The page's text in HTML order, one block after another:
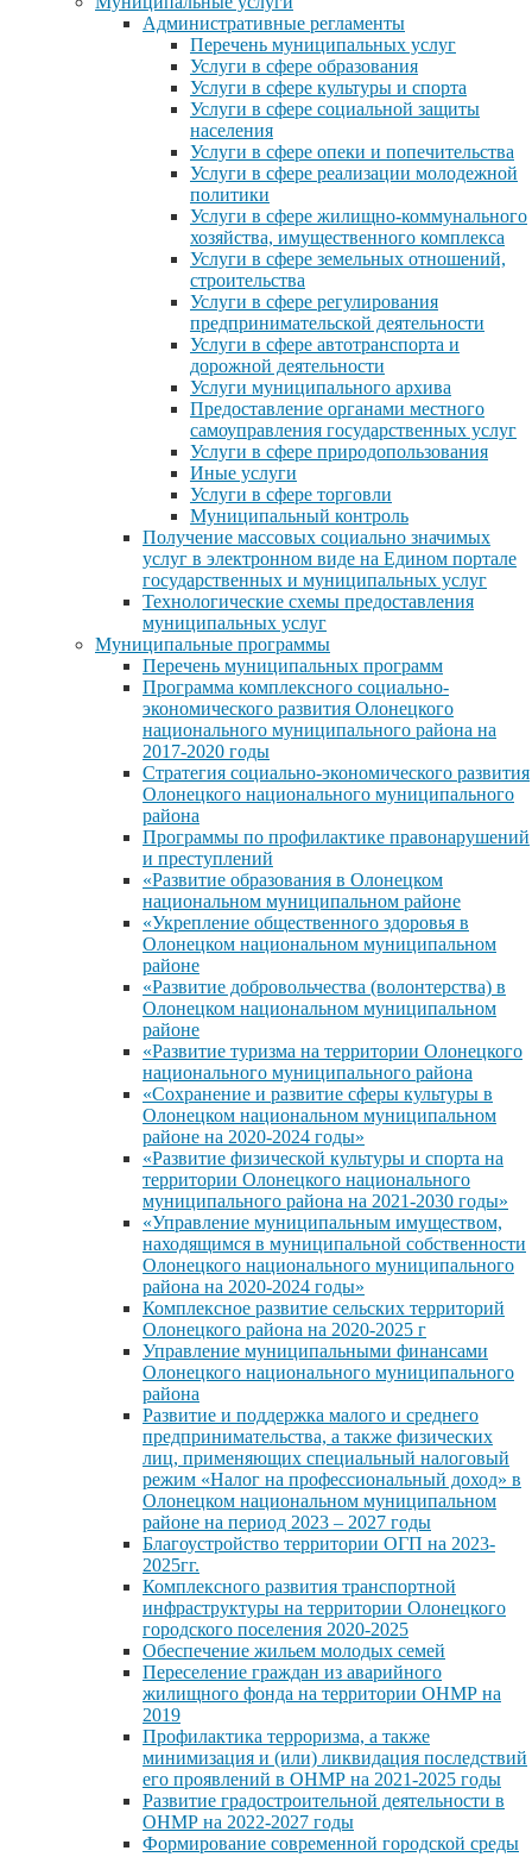
Административные регламенты
Перечень муниципальных услуг
Услуги в сфере образования
Услуги в сфере культуры и спорта
Услуги в сфере социальной защиты
населения
Услуги в сфере опеки и попечительства
Услуги в сфере реализации молодежной
политики
Услуги в сфере жилищно-коммунального
хозяйства, имущественного комплекса
Услуги в сфере земельных отношений,
строительства
Услуги в сфере регулирования
предпринимательской деятельности
Услуги в сфере автотранспорта и
дорожной деятельности
Услуги муниципального архива
Предоставление органами местного
самоуправления государственных услуг
Услуги в сфере природопользования
Иные услуги
Услуги в сфере торговли
Муниципальный контроль
Получение массовых социально значимых
услуг в электронном виде на Едином портале
государственных и муниципальных услуг
Технологические схемы предоставления
муниципальных услуг
Муниципальные программы
Перечень муниципальных программ
Программа комплексного социально-
экономического развития Олонецкого
национального муниципального района на
2017-2020 годы
Стратегия социально-экономического развития
Олонецкого национального муниципального
района
Программы по профилактике правонарушений
и преступлений
«Развитие образования в Олонецком
национальном муниципальном районе
«Укрепление общественного здоровья в
Олонецком национальном муниципальном
районе
«Развитие добровольчества (волонтерства) в
Олонецком национальном муниципальном
районе
«Развитие туризма на территории Олонецкого
национального муниципального района
«Сохранение и развитие сферы культуры в
Олонецком национальном муниципальном
районе на 2020-2024 годы»
«Развитие физической культуры и спорта на
территории Олонецкого национального
муниципального района на 2021-2030 годы»
«Управление муниципальным имуществом,
находящимся в муниципальной собственности
Олонецкого национального муниципального
района на 2020-2024 годы»
Комплексное развитие сельских территорий
Олонецкого района на 2020-2025 г
Управление муниципальными финансами
Олонецкого национального муниципального
района
Развитие и поддержка малого и среднего
предпринимательства, а также физических
лиц, применяющих специальный налоговый
режим «Налог на профессиональный доход» в
Олонецком национальном муниципальном
районе на период 2023 – 2027 годы
Благоустройство территории ОГП на 2023-
2025гг.
Комплексного развития транспортной
инфраструктуры на территории Олонецкого
городского поселения 2020-2025
Обеспечение жильем молодых семей
Переселение граждан из аварийного
жилищного фонда на территории ОНМР на
2019
Профилактика терроризма, а также
минимизация и (или) ликвидация последствий
его проявлений в ОНМР на 2021-2025 годы
Развитие градостроительной деятельности в
ОНМР на 2022-2027 годы
Формирование современной городской среды